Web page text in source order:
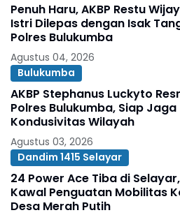
Penuh Haru, AKBP Restu
Istri Dilepas dengan Isak
Polres Bulukumba
Agustus 04, 2026
Bulukumba
AKBP Stephanus Luckyto
Polres Bulukumba, Siap Jaga
Kondusivitas Wilayah
Agustus 03, 2026
Dandim 1415 Selayar
24 Power Ace Tiba di
Kawal Penguatan Mobilitas
Desa Merah Putih